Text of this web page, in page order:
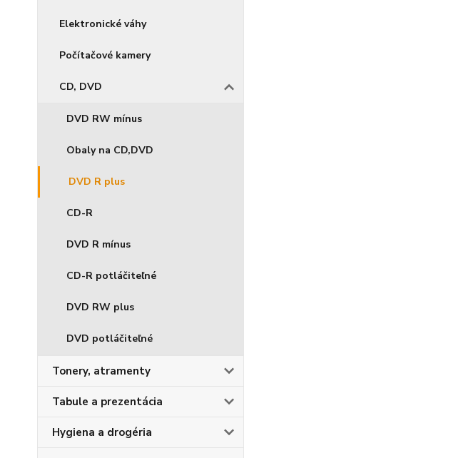
Elektronické váhy
Počítačové kamery
CD, DVD
DVD RW mínus
Obaly na CD,DVD
DVD R plus
CD-R
DVD R mínus
CD-R potláčiteľné
DVD RW plus
DVD potláčiteľné
Tonery, atramenty
Tabule a prezentácia
Hygiena a drogéria